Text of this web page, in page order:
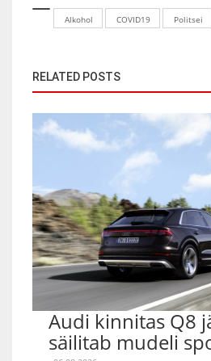
Alkohol COVID19 Politsei
RELATED POSTS
Audi kinnitas Q8
säilitab mudeli